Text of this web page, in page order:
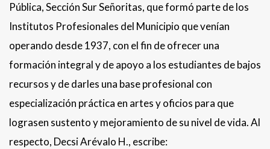
Pública, Sección Sur Señoritas, que formó parte de los
Institutos Profesionales del Municipio que venían
operando desde 1937, con el fin de ofrecer una
formación integral y de apoyo a los estudiantes de bajos
recursos y de darles una base profesional con
especialización práctica en artes y oficios para que
lograsen sustento y mejoramiento de su nivel de vida. Al
respecto, Decsi Arévalo H., escribe: